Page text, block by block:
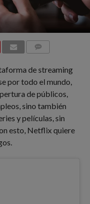
de streaming
por todo el mundo,
de públicos,
sino también
y películas, sin
esto, Netflix quiere